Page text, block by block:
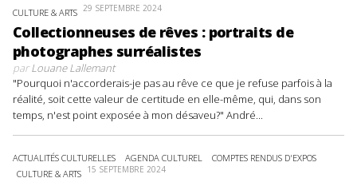
CULTURE & ARTS 29 SEPTEMBRE 2024
Collectionneuses de rêves : portraits de
photographes surréalistes
parLouane Lallemant
"Pourquoi n'accorderais-je pas au rêve ce que je refuse parfois à la
réalité, soit cette valeur de certitude en elle-même, qui, dans son
temps, n'est point exposée à mon désaveu?" André...
ACTUALITÉS CULTURELLES AGENDA CULTUREL
COMPTES RENDUS D'EXPOS
CULTURE & ARTS 15 SEPTEMBRE 2024